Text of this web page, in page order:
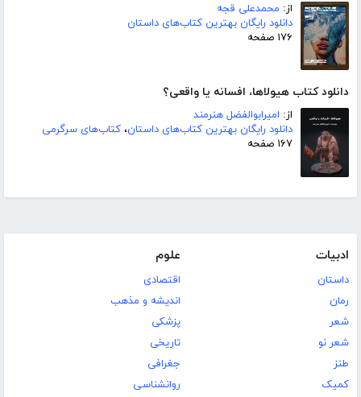
از: محمدعلی قجه
دانلود رایگان بهترین کتاب‌های داستان
۱۷۶ صفحه
دانلود کتاب هیولاها، افسانه یا واقعی؟
از: امیرابوالفضل هنرمند
دانلود رایگان بهترین کتاب‌های داستان، کتاب‌های سرگرمی
۱۶۷ صفحه
ادبیات
داستان
رمان
شعر
شعر نو
طنز
کمیک
علوم
اقتصادی
اندیشه و مذهب
پزشکی
تاریخی
جغرافی
روانشناسی